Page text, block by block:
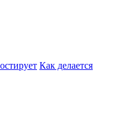
Как делается